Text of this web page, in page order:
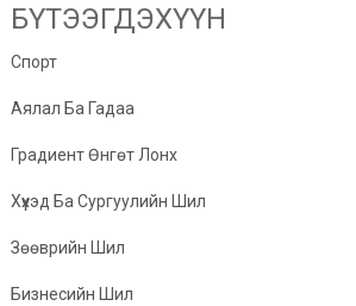
БҮТЭЭГДЭХҮҮН
Спорт
Аялал Ба Гадаа
Градиент Өнгөт Лонх
Хүүхэд Ба Сургуулийн Шил
Зөөврийн Шил
Бизнесийн Шил